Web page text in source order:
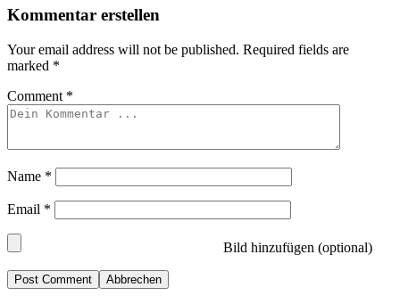
Kommentar erstellen
Your email address will not be published. Required fields are
marked *
Comment *
Name *
Email *
Bild hinzufügen (optional)
Abbrechen